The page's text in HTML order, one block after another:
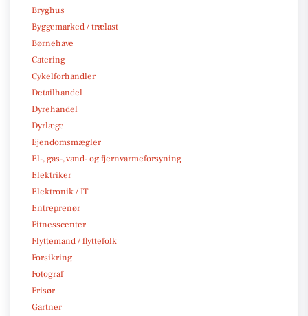
Bryghus
Byggemarked / trælast
Børnehave
Catering
Cykelforhandler
Detailhandel
Dyrehandel
Dyrlæge
Ejendomsmægler
El-, gas-, vand- og fjernvarmeforsyning
Elektriker
Elektronik / IT
Entreprenør
Fitnesscenter
Flyttemand / flyttefolk
Forsikring
Fotograf
Frisør
Gartner